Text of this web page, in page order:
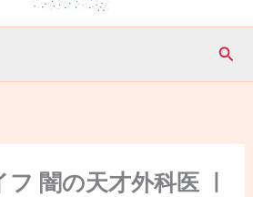
検
闇の天才外科医 ㅣ